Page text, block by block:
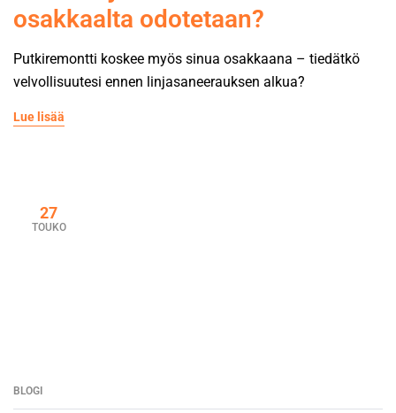
osakkaalta odotetaan?
Putkiremontti koskee myös sinua osakkaana – tiedätkö
velvollisuutesi ennen linjasaneerauksen alkua?
Lue lisää
27
TOUKO
BLOGI